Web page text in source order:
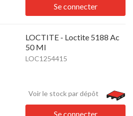
Se connecter
LOCTITE - Loctite 5188 Ac
50 Ml
LOC1254415
Voir le stock par dépôt
Se connecter